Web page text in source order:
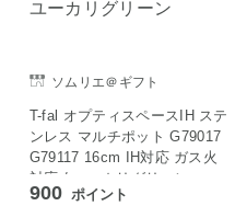
ソムリエ＠ギフト
T-fal オプティスペースIH ステ
ンレス マルチポット G79017
G79117 16cm IH対応 ガス火
対応 / ユーカリグリーン
900 ポイント